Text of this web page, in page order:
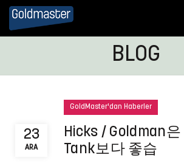
BLOG
23
ARA
GoldMaster'dan Haberler
Hicks / Goldman은
Tank보다 좋습